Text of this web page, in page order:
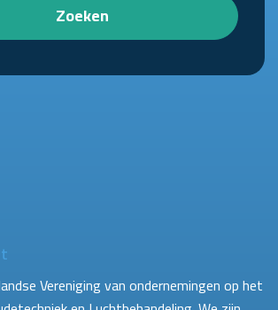
Zoeken
Vereniging van ondernemingen op het